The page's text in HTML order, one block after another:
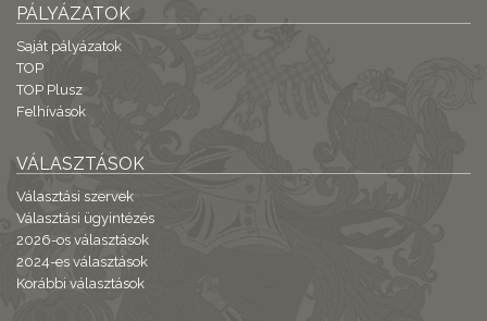
PÁLYÁZATOK
Saját pályázatok
TOP
TOP Plusz
Felhívások
VÁLASZTÁSOK
Választási szervek
Választási ügyintézés
2026-os választások
2024-es választások
Korábbi választások